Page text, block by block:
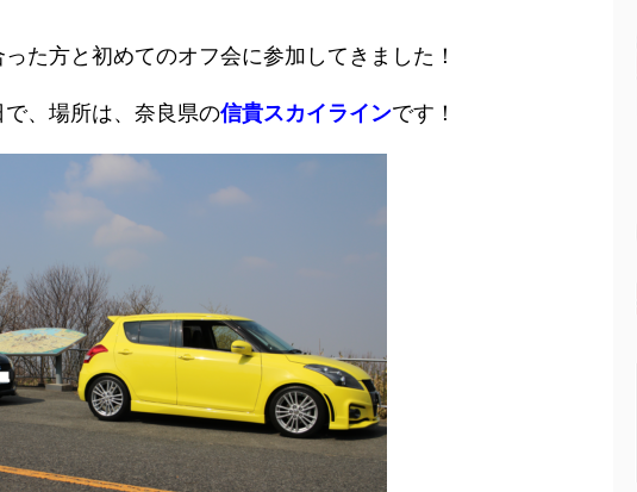
た方と初めてのオフ会に参加してきました！
、場所は、奈良県の信貴スカイラインです！